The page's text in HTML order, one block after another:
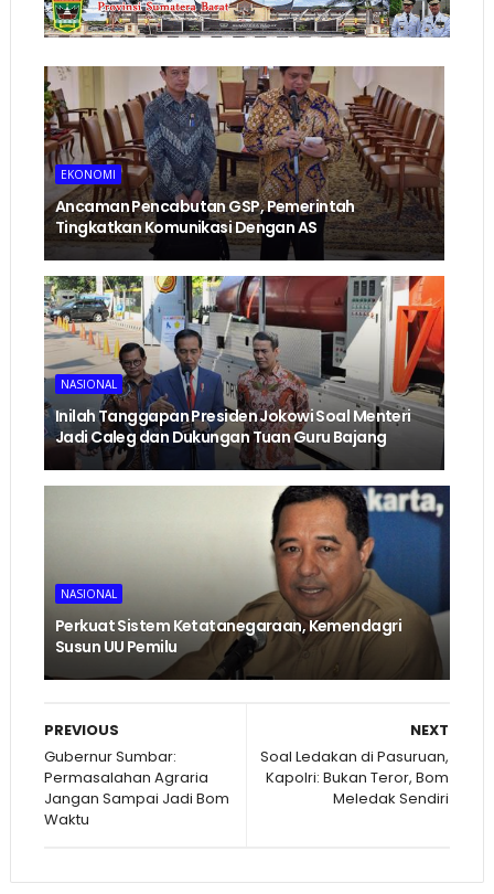
EKONOMI
Ancaman Pencabutan GSP, Pemerintah
Tingkatkan Komunikasi Dengan AS
NASIONAL
Inilah Tanggapan Presiden Jokowi Soal Menteri
Jadi Caleg dan Dukungan Tuan Guru Bajang
NASIONAL
Perkuat Sistem Ketatanegaraan, Kemendagri
Susun UU Pemilu
NEXT
Soal Ledakan di Pasuruan,
Kapolri: Bukan Teror, Bom
Meledak Sendiri
PREVIOUS
Gubernur Sumbar:
Permasalahan Agraria
Jangan Sampai Jadi Bom
Waktu